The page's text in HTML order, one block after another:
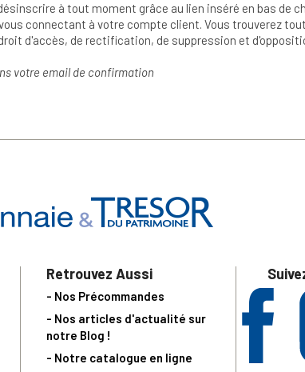
à tout moment grâce au lien inséré en bas de
connectant à votre compte client. Vous trouverez
d'accès, de rectification, de suppression et
votre email de confirmation
Retrouvez Aussi
- Nos Précommandes
- Nos articles d'actualité sur
notre Blog !
- Notre catalogue en ligne